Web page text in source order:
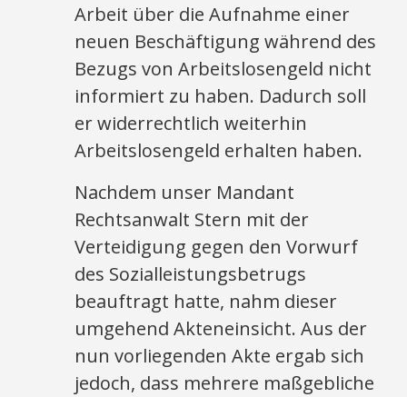
Arbeit über die Aufnahme einer
neuen Beschäftigung während des
Bezugs von Arbeitslosengeld nicht
informiert zu haben. Dadurch soll
er widerrechtlich weiterhin
Arbeitslosengeld erhalten haben.
Nachdem unser Mandant
Rechtsanwalt Stern mit der
Verteidigung gegen den Vorwurf
des Sozialleistungsbetrugs
beauftragt hatte, nahm dieser
umgehend Akteneinsicht. Aus der
nun vorliegenden Akte ergab sich
jedoch, dass mehrere maßgebliche